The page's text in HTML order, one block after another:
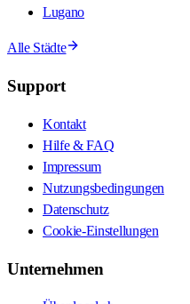
Lugano
Alle Städte
Support
Kontakt
Hilfe & FAQ
Impressum
Nutzungsbedingungen
Datenschutz
Cookie-Einstellungen
Unternehmen